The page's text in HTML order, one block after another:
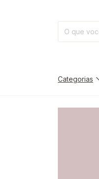
Categorias